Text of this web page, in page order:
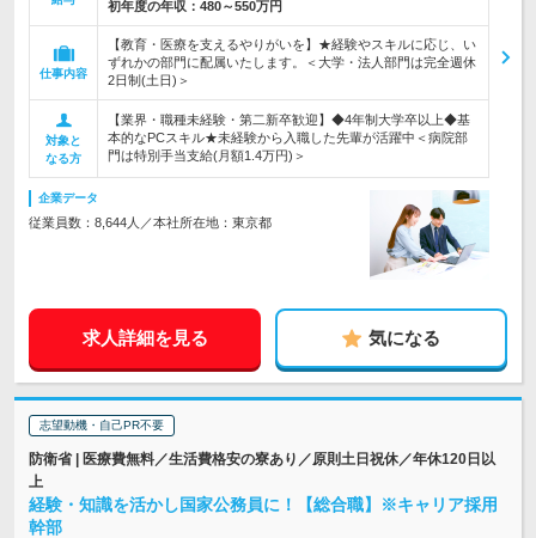
初年度の年収： 480～550万円
仕事内容
【教育・医療を支えるやりがいを】★経験やスキルに応じ、い
ずれかの部門に配属いたします。＜大学・法人部門は完全週休
2日制(土日)＞
対象と
なる方
【業界・職種未経験・第二新卒歓迎】◆4年制大学卒以上◆基
本的なPCスキル★未経験から入職した先輩が活躍中＜病院部
門は特別手当支給(月額1.4万円)＞
企業データ
従業員数：8,644人／本社所在地：東京都
求人詳細を見る 気になる
志望動機・自己PR不要
防衛省 | 医療費無料／生活費格安の寮あり／原則土日祝休／年休120日以
上
経験・知識を活かし国家公務員に！【総合職】※キャリア採用
幹部